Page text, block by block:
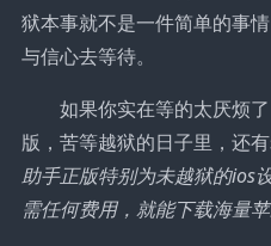
狱本事就不是一件简单的事
与信心去等待。
如果你实在等的太厌烦了
版，苦等越狱的日子里，还
助手正版特别为未越狱的ios
需任何费用，就能下载海量